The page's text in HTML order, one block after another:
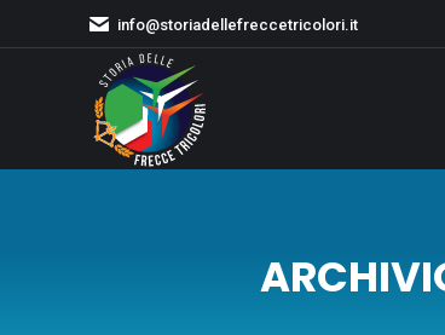
info@storiadellefreccetricolori.it